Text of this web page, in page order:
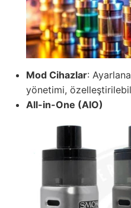
Mod Cihazlar:
yönetimi,
All-in-One (AIO)